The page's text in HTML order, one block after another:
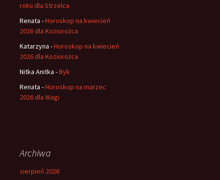
roku dla Strzelca
Renata -Horoskop na kwiecień
2026 dla Koziorożca
Katarzyna -Horoskop na kwiecień
2026 dla Koziorożca
Nitka Anitka -Byk
Renata -Horoskop na marzec
2026 dla Wagi
Archiwa
sierpień 2026